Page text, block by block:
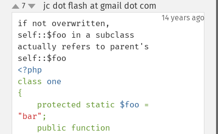
up
down
7 jc dot flash at gmail dot com
14 years ago
if not overwritten,
self::$foo in a subclass
actually refers to parent's
class
{
    protected static
$foo
"bar" ;